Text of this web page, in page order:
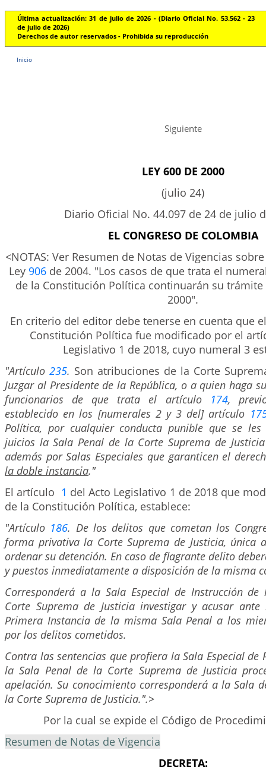
Última actualización: 31 de julio de 2026 - (Diario Oficial No. 53.562 - 23
de julio de 2026)
Derechos de autor reservados - Prohibida su reproducción
Inicio
Siguiente
LEY 600 DE 2000
(julio 24)
Diario Oficial No. 44.097 de 24 de julio
EL CONGRESO DE COLOMBIA
<NOTAS: Ver Resumen de Notas de Vigencias
Ley 906 de 2004. "Los casos de que trata el
de la Constitución Política continuarán su trámite
2000".
En criterio del editor debe tenerse en cuenta que
Constitución Política fue modificado por el
Legislativo 1 de 2018, cuyo numeral 3
"Artículo 235. Son atribuciones de la Corte
Juzgar al Presidente de la República, o a quien haga
funcionarios de que trata el artículo 174,
establecido en los [numerales 2 y 3 del] artículo
Política, por cualquier conducta punible que se
juicios la Sala Penal de la Corte Suprema de
además por Salas Especiales que garanticen el
la doble instancia."
El artículo 1 del Acto Legislativo 1 de 2018 que
de la Constitución Política, establece:
"Artículo 186. De los delitos que cometan los
forma privativa la Corte Suprema de Justicia, única
ordenar su detención. En caso de flagrante delito
y puestos inmediatamente a disposición de la misma
Corresponderá a la Sala Especial de Instrucción
Corte Suprema de Justicia investigar y acusar
Primera Instancia de la misma Sala Penal a los
por los delitos cometidos.
Contra las sentencias que profiera la Sala Especial de
la Sala Penal de la Corte Suprema de Justicia
apelación. Su conocimiento corresponderá a la Sala
la Corte Suprema de Justicia.".>
Por la cual se expide el Código de
Resumen de Notas de Vigencia
DECRETA: